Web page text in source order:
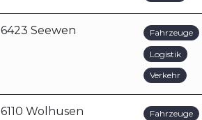
6423 Seewen Fahrzeuge
Logistik
Verkehr
6110 Wolhusen Fahrzeuge